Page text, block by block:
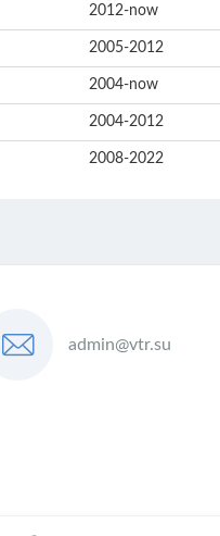
2012-now
2005-2012
2004-now
2004-2012
2008-2022
admin@vtr.su